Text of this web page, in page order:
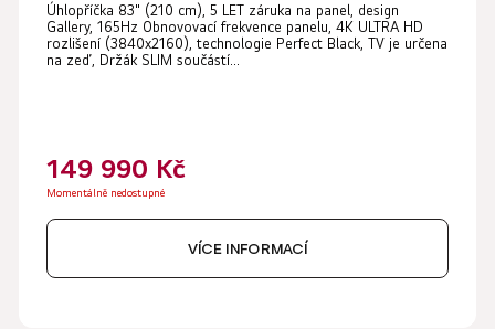
hodnocení
produktu
5
hvězdiček.
Úhlopříčka 83" (210 cm), 5 LET záruka na panel, design
Gallery, 165Hz Obnovovací frekvence panelu, 4K ULTRA HD
rozlišení (3840x2160), technologie Perfect Black, TV je určena
na zeď, Držák SLIM součástí...
149 990 Kč
Momentálně nedostupné
VÍCE INFORMACÍ